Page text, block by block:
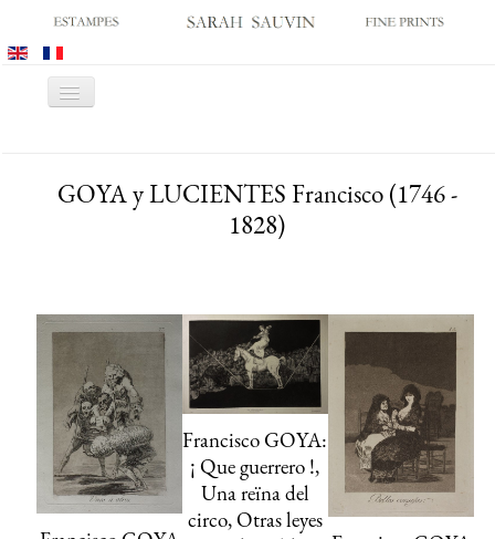
Toggle
GALLERY
MODERN PRINTS
ARCHIVES
MUSEUM SALES
CONTACT US
GOYA y LUCIENTES Francisco (1746 -
1828)
Francisco GOYA:
¡ Que guerrero !,
Una reïna del
circo, Otras leyes